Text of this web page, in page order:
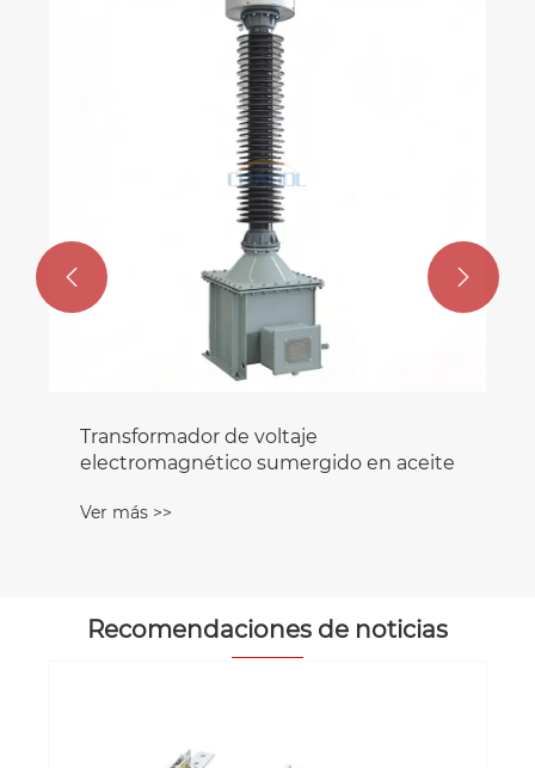
Transformador de voltaje tipo seco
para exteriores de 36KV
 
Recomendaciones de noticias
unipolar de 27,5 kV una protección